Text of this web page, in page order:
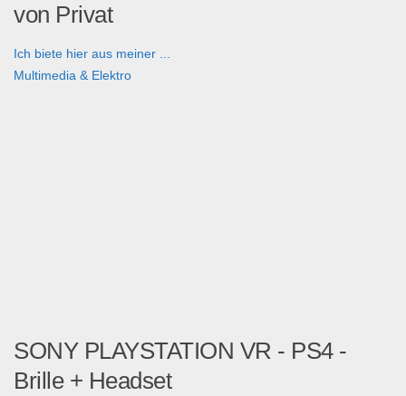
von Privat
Ich biete hier aus meiner ...
Multimedia & Elektro
SONY PLAYSTATION VR - PS4 -
Brille + Headset